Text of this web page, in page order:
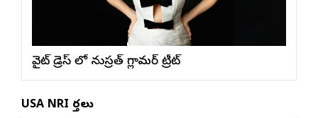
వైట్ డ్రెస్ లో నుస్ర‌త్ గ్లామ‌ర్ ట్రీట్
USA NRI వార్తలు